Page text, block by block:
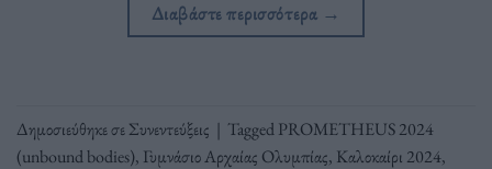
Διαβάστε περισσότερα →
Δημοσιεύθηκε σεΣυνεντεύξεις | TaggedPROMETHEUS 2024
(unbound bodies), Γυμνάσιο Αρχαίας Ολυμπίας, Καλοκαίρι 2024,